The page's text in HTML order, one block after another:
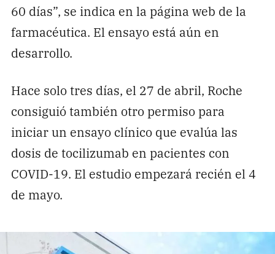
60 días”, se indica en la página web de la
farmacéutica. El ensayo está aún en
desarrollo.
Hace solo tres días, el 27 de abril, Roche
consiguió también otro permiso para
iniciar un ensayo clínico que evalúa las
dosis de tocilizumab en pacientes con
COVID-19. El estudio empezará recién el 4
de mayo.